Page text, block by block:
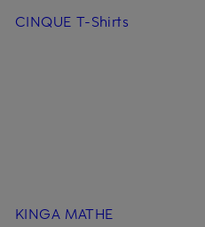
CINQUE T-Shirts
KINGA MATHE